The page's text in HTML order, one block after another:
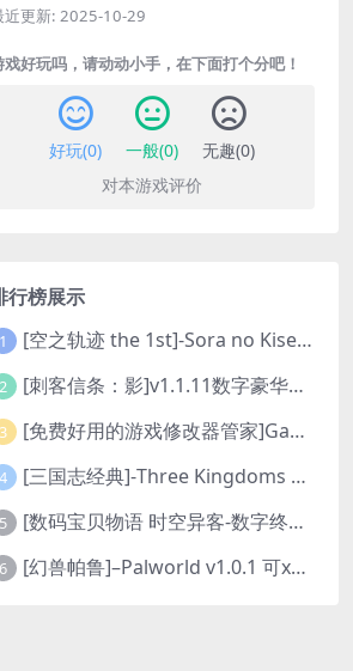
近更新: 2025-10-29
戏好玩吗，请动动小手，在下面打个分吧！
好玩(0) 一般(0) 无趣(0)
对本游戏评价
行榜展示
1 [空之轨迹 the 1st]-Sora no Kiseki the 1st-更新至v1.06.4-全DLC
2 [刺客信条：影]v1.1.11数字豪华版全DLC
3 [免费好用的游戏修改器管家]Game Cheats Manager
4 [三国志经典]-Three Kingdoms Classic-Build.24048091-v1.0.0+5
5 [数码宝贝物语 时空异客-数字终极版]- Digimon Story Time Stranger-Build.23514637
6 [幻兽帕鲁]–Palworld v1.0.1 可xbox联机